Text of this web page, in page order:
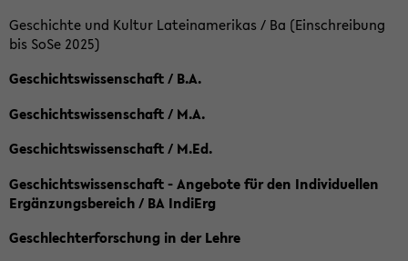
Geschichte und Kultur Lateinamerikas / Ba (Einschreibung
bis SoSe 2025)
Geschichtswissenschaft / B.A.
Geschichtswissenschaft / M.A.
Geschichtswissenschaft / M.Ed.
Geschichtswissenschaft - Angebote für den Individuellen
Ergänzungsbereich / BA IndiErg
Geschlechterforschung in der Lehre